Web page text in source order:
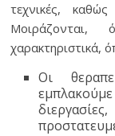
τεχνικές,
χαρακτηριστικά,
Οι